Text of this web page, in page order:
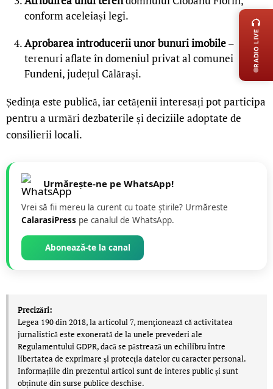
conform aceleiași legi.
Aprobarea introducerii unor bunuri imobile–
terenuri aflate în domeniul privat al comunei
Fundeni, județul Călărași.
Ședința este publică, iar cetățenii interesați pot participa
pentru a urmări dezbaterile și deciziile adoptate de
consilierii locali.
Urmărește-ne pe WhatsApp!
Vrei să fii mereu la curent cu toate știrile? Urmăreste
CalarasiPress pe canalul de WhatsApp.
Abonează-te la canal
Precizări:
Legea 190 din 2018, la articolul 7, menţionează că activitatea
jurnalistică este exonerată de la unele prevederi ale
Regulamentului GDPR, dacă se păstrează un echilibru între
libertatea de exprimare şi protecţia datelor cu caracter personal.
Informațiile din prezentul articol sunt de interes public și sunt
obținute din surse publice deschise.
RADIO LIVE